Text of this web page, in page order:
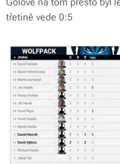
Gólově na tom přesto byl
třetině vede 0:5